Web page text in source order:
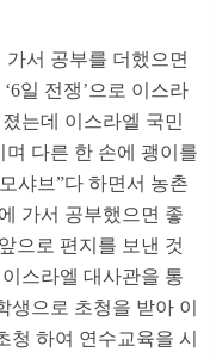
서 공부를 더했으면
일 전쟁’으로 이스라
는데 이스라엘 국민
다른 한 손에 괭이를
샤브”다 하면서 농촌
가서 공부했으면 좋
으로 편지를 보낸 것
스라엘 대사관을 통
으로 초청을 받아 이
청 하여 연수교육을 시